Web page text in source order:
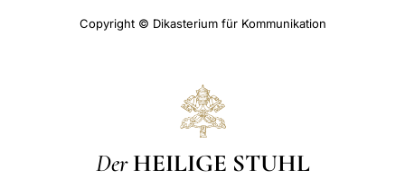
Copyright © Dikasterium für Kommunikation
Der HEILIGE STUHL